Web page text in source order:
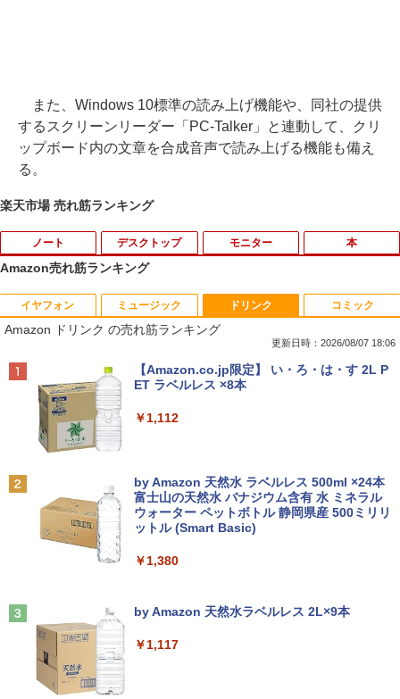
また、Windows 10標準の読み上げ機能や、同社の提供
するスクリーンリーダー「PC-Talker」と連動して、クリ
ップボード内の文章を合成音声で読み上げる機能も備え
る。
楽天市場 売れ筋ランキング
ノート
1
【★最大100%ポイント】【新生活応援・
2026】【Office 2019 H&B】富士通 MU
937/Celeron 3865U/メモリ:4GB/8GB/S
SD:128GB/256GB/512GB/1TB/13.3型/
フルHD/wifi/HDMI/USB3.0/中古 ノート
パソコン/モバイルPC/Windows11
￥9,999
【★最大100%ポイント】【新生活応援・
2026】【Office 2019 H&B】NEC Versa
Pro/第4世代 Core i5/メモリ: 4GB/8GB/1
6GB/SSD:128GB/256GB/512GB/1TB/1
Wi-Fi/Office/無線マウス/中古 パソコン/
￥9,999
デスクトップ
1
【おまかせPC】 デスクトップパソコン
Win11搭載 省スペース型 第8世代Core i5
/ 8GB以上 / SSD/HDDストレージ選択式
有名メーカー（DELL HP 富士通 NEC レ
ノボ）からご提供 中古 省スペースデスク
トップ Windows11 Office付き 設定済み
中古パソコン | HP | ProDesk 600 G4 SF
| Windows11 | デスクトップ | 一年保証 |
第8世代 | Core i5 8500 3.0(〜最大4.1)G
VDマルチ | 無線LAN:なし | Win11Pro64
￥39,980
モニター
1
厳選大手メーカー 中古 パソコンモニター
液晶モニター シークレット 22インチ ワ
イド epson dell nec 富士通 acer io-dat
a 等 中古モニター 22 pcモニター 液晶デ
ィスプレイ 液晶モニタ pcモニタ ワイド
モニター 店長おまかせ メーカーおまかせ
PHILIPS モニター 23.6インチ 243V5 VA
パネル 1920x1080 フルHD HDMI スピー
カー内蔵 中古ディスプレイ
￥6,600
ド液晶ディスプレイ LCD-AS241F 3辺
本
1
キングダム 80 （ヤングジャンプコミッ
クス） [ 原 泰久 ]
￥770
ィーメンバーと世界に復讐＆『ざま
ぁ！』します！【電子書籍】
￥792
蝉川 夏哉 ]
￥924
Amazon売れ筋ランキング
イヤフォン
Anker Soundcore P40i ブラック
Anker Soundcore P31i ブラック
￥5,990
ラック
￥14,990
ミュージック
BRUCE WAYNE feat. Flo Milli, ATL Jacob
[Explicit]
￥250
BRUCE WAYNE feat. Flo Milli, ATL Jacob
[Explicit]
￥250
ドリンク
Amazon ドリンク の売れ筋ランキング
更新日時：2026/08/07 18:06
【Amazon.co.jp限定】 い・ろ・は・す 2L P
ET ラベルレス ×8本
￥1,112
by Amazon 天然水 ラベルレス 500ml ×24本
富士山の天然水 バナジウム含有 水 ミネラル
ウォーター ペットボトル 静岡県産 500ミリリ
ットル (Smart Basic)
￥1,380
by Amazon 天然水ラベルレス 2L×9本
￥1,117
コミック